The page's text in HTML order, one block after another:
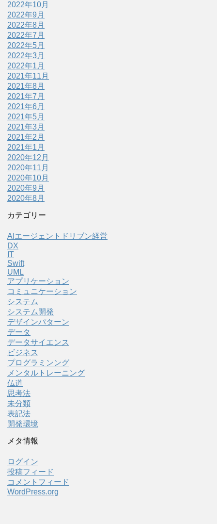
2022年10月
2022年9月
2022年8月
2022年7月
2022年5月
2022年3月
2022年1月
2021年11月
2021年8月
2021年7月
2021年6月
2021年5月
2021年3月
2021年2月
2021年1月
2020年12月
2020年11月
2020年10月
2020年9月
2020年8月
カテゴリー
AIエージェントドリブン経営
DX
IT
Swift
UML
アプリケーション
コミュニケーション
システム
システム開発
デザインパターン
データ
データサイエンス
ビジネス
プログラミンング
メンタルトレーニング
仏道
思考法
未分類
表記法
開発環境
メタ情報
ログイン
投稿フィード
コメントフィード
WordPress.org